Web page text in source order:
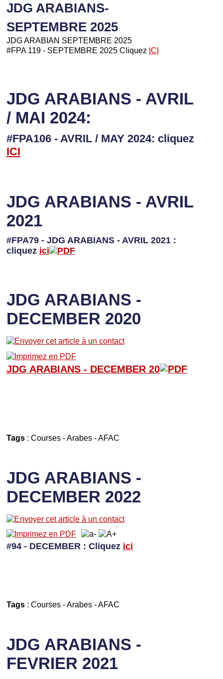
JDG ARABIANS-
SEPTEMBRE 2025
JDG ARABIAN SEPTEMBRE 2025
#FPA 119 - SEPTEMBRE 2025 Cliquez ICI
JDG ARABIANS - AVRIL
/ MAI 2024:
#FPA106 - AVRIL / MAY 2024: cliquez
ICI
JDG ARABIANS - AVRIL
2021
#FPA79 - JDG ARABIANS - AVRIL 2021 :
cliquez ici
JDG ARABIANS -
DECEMBER 2020
JDG ARABIANS - DECEMBER 20
Tags: Courses- Arabes- AFAC
JDG ARABIANS -
DECEMBER 2022
#94 - DECEMBER: Cliquez ici
Tags: Courses-Arabes-AFAC
JDG ARABIANS -
FEVRIER 2021